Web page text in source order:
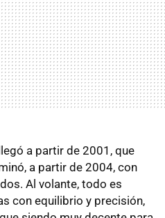
a partir de 2001, que
a partir de 2004, con
Al volante, todo es
con equilibrio y precisión,